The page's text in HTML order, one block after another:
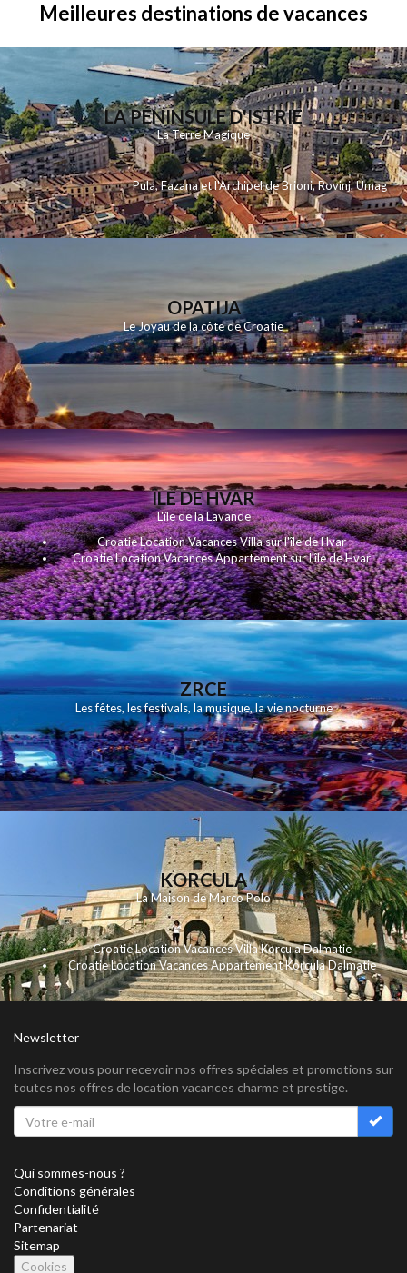
Meilleures destinations de vacances
LA PÉNINSULE D'ISTRIE
La Terre Magique
Pula,Fazana et l'Archipel de Brioni,Rovinj,Umag
OPATIJA
Le Joyau de la côte de Croatie
ÎLE DE HVAR
L'île de la Lavande
Croatie Location Vacances Villa sur l'île de Hvar
Croatie Location Vacances Appartement sur l'île de Hvar
ZRCE
Les fêtes, les festivals, la musique, la vie nocturne
KORCULA
La Maison de Marco Polo
Croatie Location Vacances Villa Korcula Dalmatie
Croatie Location Vacances Appartement Korcula Dalmatie
Newsletter
Inscrivez vous pour recevoir nos offres spéciales et promotions sur
toutes nos offres de location vacances charme et prestige.
Qui sommes-nous ?
Conditions générales
Confidentialité
Partenariat
Sitemap
Cookies